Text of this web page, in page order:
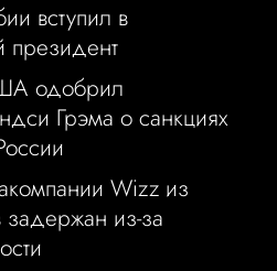
вступил в
президент
одобрил
Грэма о санкциях
Wizz из
задержан из-за